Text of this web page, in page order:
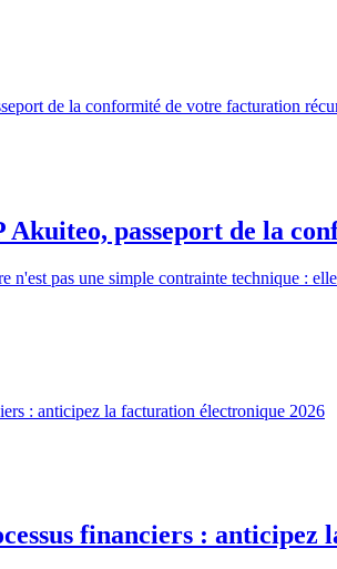
passeport de la
pas une simple contrainte technique :
financiers : anticipez